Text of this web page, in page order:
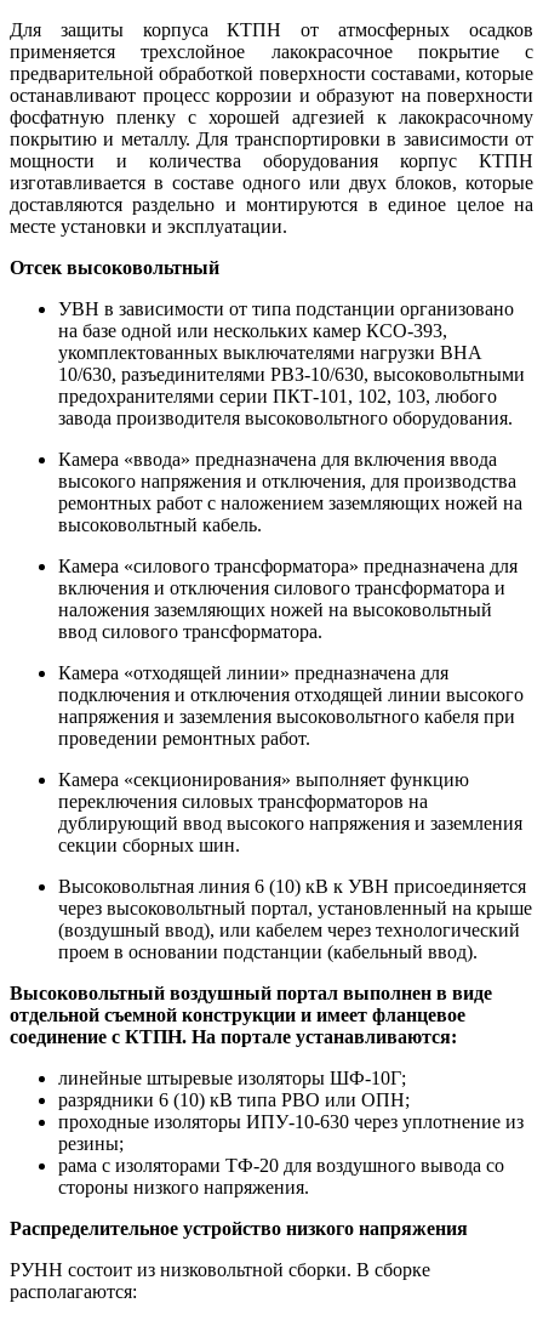
Для защиты корпуса КТПН от атмосферных осадков
применяется трехслойное лакокрасочное покрытие с
предварительной обработкой поверхности составами, которые
останавливают процесс коррозии и образуют на поверхности
фосфатную пленку с хорошей адгезией к лакокрасочному
покрытию и металлу. Для транспортировки в зависимости от
мощности и количества оборудования корпус КТПН
изготавливается в составе одного или двух блоков, которые
доставляются раздельно и монтируются в единое целое на
месте установки и эксплуатации.
Отсек высоковольтный
УВН в зависимости от типа подстанции организовано
на базе одной или нескольких камер КСО-393,
укомплектованных выключателями нагрузки ВНА
10/630, разъединителями РВЗ-10/630, высоковольтными
предохранителями серии ПКТ-101, 102, 103, любого
завода производителя высоковольтного оборудования.
Камера «ввода» предназначена для включения ввода
высокого напряжения и отключения, для производства
ремонтных работ с наложением заземляющих ножей на
высоковольтный кабель.
Камера «силового трансформатора» предназначена для
включения и отключения силового трансформатора и
наложения заземляющих ножей на высоковольтный
ввод силового трансформатора.
Камера «отходящей линии» предназначена для
подключения и отключения отходящей линии высокого
напряжения и заземления высоковольтного кабеля при
проведении ремонтных работ.
Камера «секционирования» выполняет функцию
переключения силовых трансформаторов на
дублирующий ввод высокого напряжения и заземления
секции сборных шин.
Высоковольтная линия 6 (10) кВ к УВН присоединяется
через высоковольтный портал, установленный на крыше
(воздушный ввод), или кабелем через технологический
проем в основании подстанции (кабельный ввод).
Высоковольтный воздушный портал выполнен в виде
отдельной съемной конструкции и имеет фланцевое
соединение с КТПН. На портале устанавливаются:
линейные штыревые изоляторы ШФ-10Г;
разрядники 6 (10) кВ типа РВО или ОПН;
проходные изоляторы ИПУ-10-630 через уплотнение из
резины;
рама с изоляторами ТФ-20 для воздушного вывода со
стороны низкого напряжения.
Распределительное устройство низкого напряжения
РУНН состоит из низковольтной сборки. В сборке
располагаются: